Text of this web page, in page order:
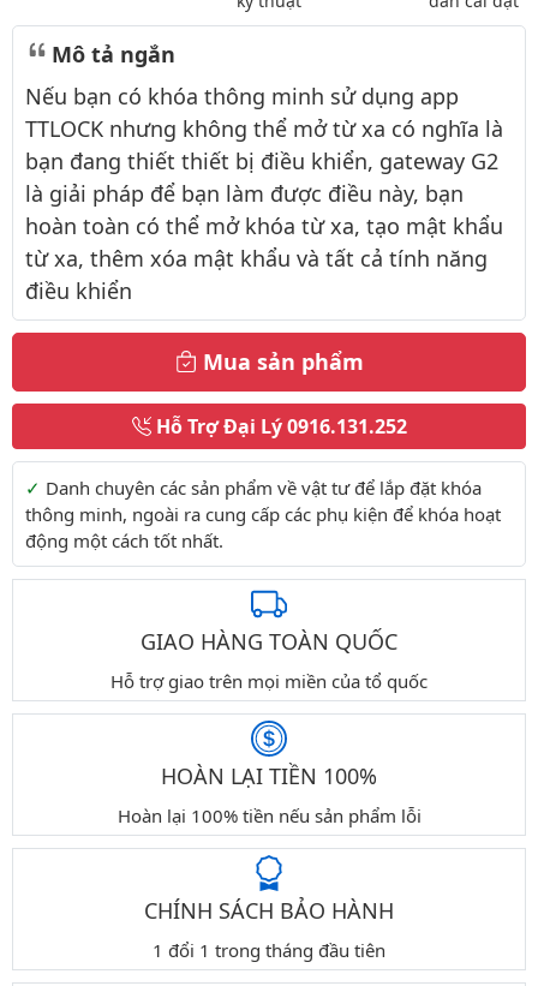
Mô tả ngắn
Nếu bạn có khóa thông minh sử dụng app
TTLOCK nhưng không thể mở từ xa có nghĩa là
bạn đang thiết thiết bị điều khiển, gateway G2
là giải pháp để bạn làm được điều này, bạn
hoàn toàn có thể mở khóa từ xa, tạo mật khẩu
từ xa, thêm xóa mật khẩu và tất cả tính năng
điều khiển
Mua sản phẩm
Hỗ Trợ Đại Lý0916.131.252
Thông tin thêm
Danh chuyên các sản phẩm về vật tư để lắp đặt khóa
thông minh, ngoài ra cung cấp các phụ kiện để khóa hoạt
động một cách tốt nhất.
GIAO HÀNG TOÀN QUỐC
Hỗ trợ giao trên mọi miền của tổ quốc
HOÀN LẠI TIỀN 100%
Hoàn lại 100% tiền nếu sản phẩm lỗi
CHÍNH SÁCH BẢO HÀNH
1 đổi 1 trong tháng đầu tiên